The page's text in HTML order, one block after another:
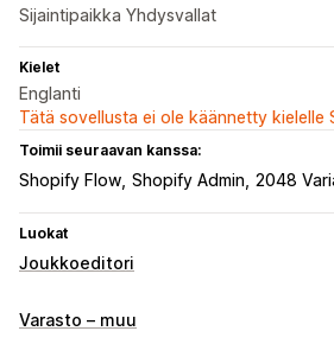
Sijaintipaikka Yhdysvallat
Kielet
Englanti
Tätä sovellusta ei ole käännetty kielelle
Toimii seuraavan kanssa:
Shopify Flow Shopify Admin 2048
Luokat
Joukkoeditori
Muokattavat resurssit
Varasto – muu